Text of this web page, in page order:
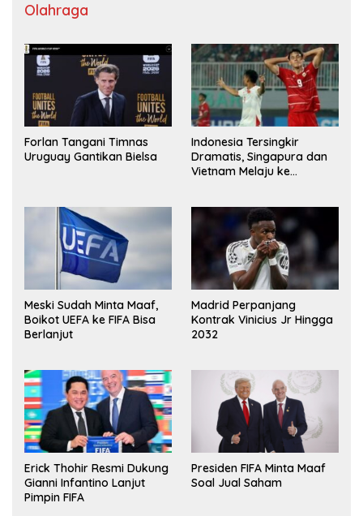
Olahraga
Forlan Tangani Timnas
Uruguay Gantikan Bielsa
Indonesia Tersingkir
Dramatis, Singapura dan
Vietnam Melaju ke
Meski Sudah Minta Maaf,
Boikot UEFA ke FIFA Bisa
Berlanjut
Madrid Perpanjang
Kontrak Vinicius Jr Hingga
2032
Erick Thohir Resmi Dukung
Gianni Infantino Lanjut
Pimpin FIFA
Presiden FIFA Minta Maaf
Soal Jual Saham